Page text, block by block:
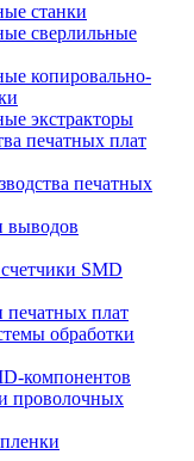
станки
сверлильные
копировально-
экстракторы
печатных плат
печатных
выводов
SMD
печатных плат
обработки
компонентов
проволочных